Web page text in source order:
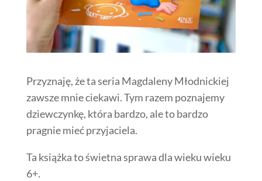
Przyznaję, że ta seria Magdaleny Młodnickiej
zawsze mnie ciekawi. Tym razem poznajemy
dziewczynkę, która bardzo, ale to bardzo
pragnie mieć przyjaciela.
Ta książka to świetna sprawa dla wieku wieku
6+.